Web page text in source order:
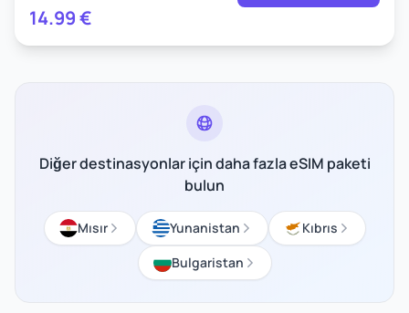
14.99€
Diğer destinasyonlar için daha fazla eSIM paketi
bulun
Mısır Yunanistan
Kıbrıs
Bulgaristan